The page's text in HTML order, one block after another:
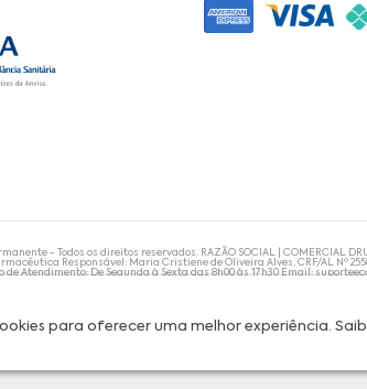
para oferecer uma melhor experiência.
- Todos os direitos reservados. RAZÃO SOCIAL | COMERCIAL
Responsável: Maria Cristiene de Oliveira Alves, CRF/AL Nº
Atendimento: De Segunda à Sexta das 8h00 às 17h30 Email:
automedicação e, de forma alguma, substituem as orientações de
e prescrever o tratamento adequado. Se os sintomas persistirem, um
de dados, para que você possa realizar suas compras com
pedidos efetuados estão sujeitos à confirmação da disponibilidade de